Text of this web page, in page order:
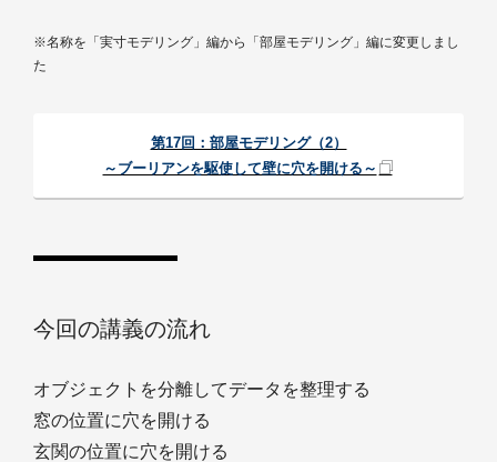
※名称を「実寸モデリング」編から「部屋モデリング」編に変更しまし
た
第17回：部屋モデリング（2）
～ブーリアンを駆使して壁に穴を開ける～
今回の講義の流れ
オブジェクトを分離してデータを整理する
窓の位置に穴を開ける
玄関の位置に穴を開ける